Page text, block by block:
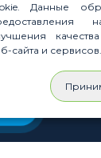
Законы
Статьи
Новости
Карта сайта
Данные
сайта и сервисов.